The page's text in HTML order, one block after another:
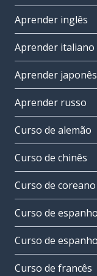
Aprender inglês
Aprender italiano
Aprender japonês
Aprender russo
Curso de alemão
Curso de chinês
Curso de coreano
Curso de
Curso de
Curso de francês